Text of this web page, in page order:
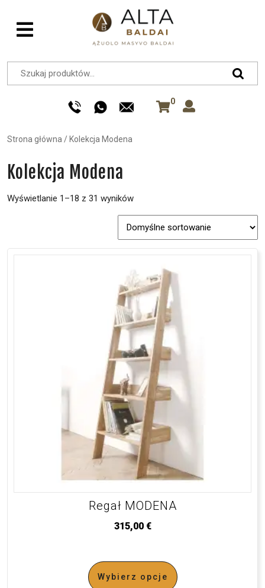
0
Strona główna / Kolekcja Modena
Kolekcja Modena
Wyświetlanie 1–18 z 31 wyników
Regał MODENA
315,00 €
Wybierz opcje